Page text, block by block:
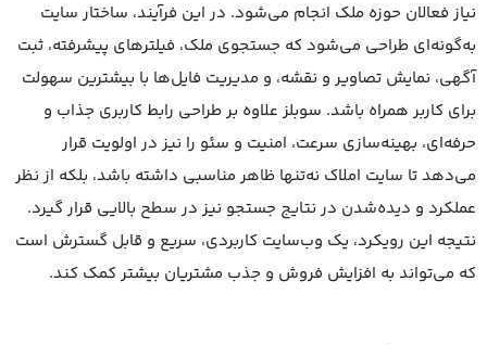
نیاز فعالان حوزه ملک انجام می‌شود. در این فرآیند، ساختار سایت
به‌گونه‌ای طراحی می‌شود که جستجوی ملک، فیلترهای پیشرفته، ثبت
آگهی، نمایش تصاویر و نقشه، و مدیریت فایل‌ها با بیشترین سهولت
برای کاربر همراه باشد. سوبلز علاوه بر طراحی رابط کاربری جذاب و
حرفه‌ای، بهینه‌سازی سرعت، امنیت و سئو را نیز در اولویت قرار
می‌دهد تا سایت املاک نه‌تنها ظاهر مناسبی داشته باشد، بلکه از نظر
عملکرد و دیده‌شدن در نتایج جستجو نیز در سطح بالایی قرار گیرد.
نتیجه این رویکرد، یک وب‌سایت کاربردی، سریع و قابل گسترش است
که می‌تواند به افزایش فروش و جذب مشتریان بیشتر کمک کند.